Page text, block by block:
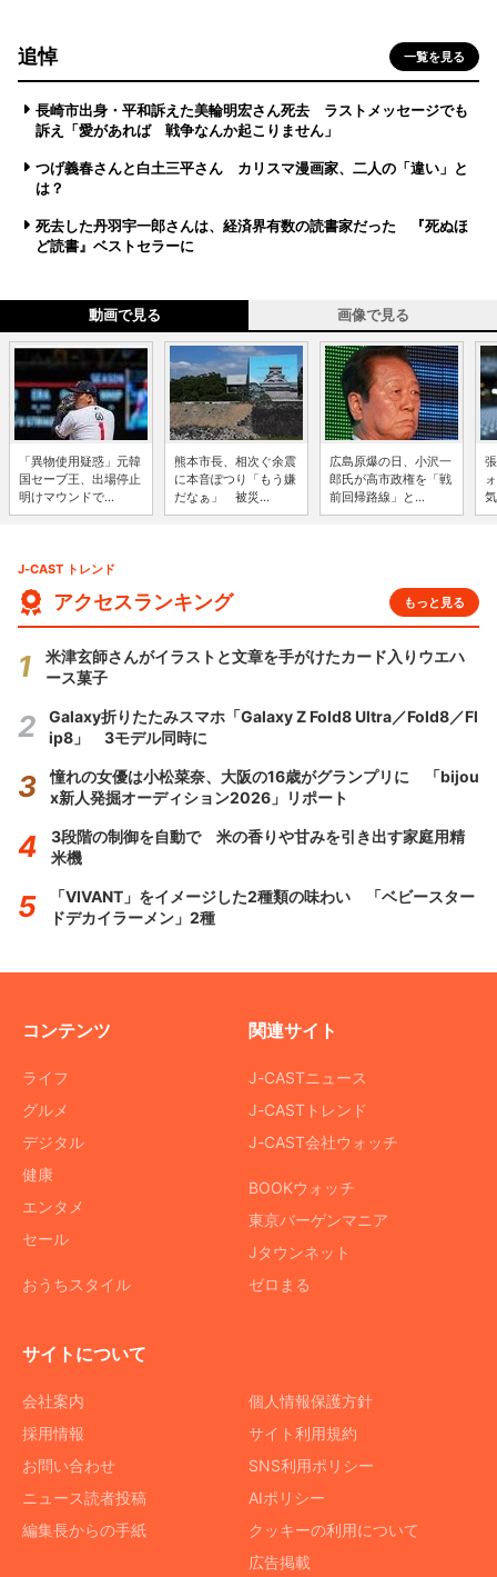
追悼 一覧を見る
長崎市出身・平和訴えた美輪明宏さん死去 ラストメッセージでも
訴え「愛があれば 戦争なんか起こりません」
つげ義春さんと白土三平さん カリスマ漫画家、二人の「違い」と
は？
死去した丹羽宇一郎さんは、経済界有数の読書家だった 『死ぬほ
ど読書』ベストセラーに
動画で見る 画像で見る
「異物使用疑惑」元韓
国セーブ王、出場停止
明けマウンドで...
熊本市長、相次ぐ余震
に本音ぽつり「もう嫌
だなぁ」 被災...
広島原爆の日、小沢一
郎氏が高市政権を「戦
前回帰路線」と...
J-CAST トレンド
アクセスランキング もっと見る
米津玄師さんがイラストと文章を手がけたカード入りウエハ
ース菓子
Galaxy折りたたみスマホ「Galaxy Z Fold8 Ultra／Fold8／Fl
ip8」 3モデル同時に
憧れの女優は小松菜奈、大阪の16歳がグランプリに 「bijou
x新人発掘オーディション2026」リポート
3段階の制御を自動で 米の香りや甘みを引き出す家庭用精
米機
「VIVANT」をイメージした2種類の味わい 「ベビースター
ドデカイラーメン」2種
コンテンツ
ライフ
グルメ
デジタル
健康
エンタメ
セール
おうちスタイル
関連サイト
J-CASTニュース
J-CASTトレンド
J-CAST会社ウォッチ
BOOKウォッチ
東京バーゲンマニア
Jタウンネット
ゼロまる
サイトについて
会社案内
採用情報
お問い合わせ
ニュース読者投稿
編集長からの手紙
個人情報保護方針
サイト利用規約
SNS利用ポリシー
AIポリシー
クッキーの利用について
広告掲載